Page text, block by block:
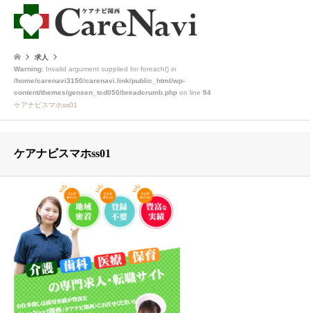
求人
Warning: Invalid argument supplied for foreach() in
/home/carenavi3150/carenavi.link/public_html/wp-
content/themes/gensen_tcd050/breadcrumb.php on line 94
ケアナビスマホss01
ケアナビスマホss01